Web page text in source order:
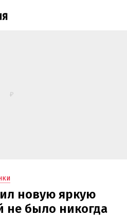
новую яркую
не было никогда